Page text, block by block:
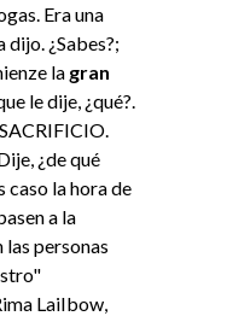
Era una
dijo. ¿Sabes?;
la gran
le dije, ¿qué?.
¿de qué
caso la hora de
a la
las personas
LaiIbow,